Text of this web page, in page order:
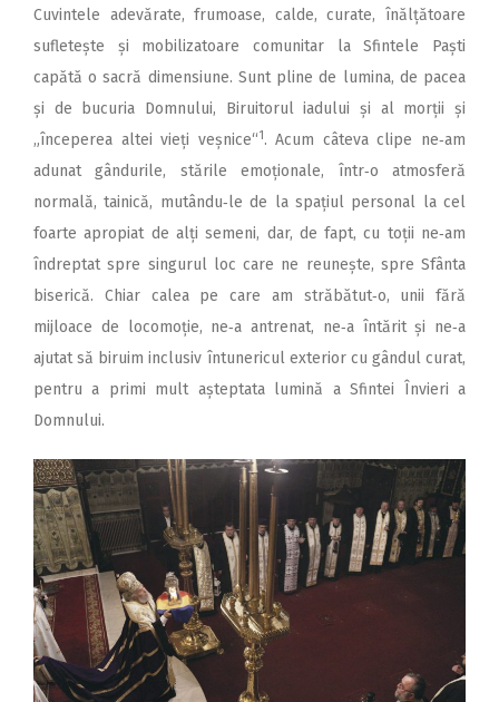
Cuvintele adevărate, frumoase, calde, curate, înălțătoare
sufletește și mobilizatoare comunitar la Sfintele Paști
capătă o sacră dimensiune. Sunt pline de lumina, de pacea
și de bucuria Domnului, Biruitorul iadului și al morții și
„începerea altei vieți veșnice“1 . Acum câteva clipe ne‑am
adunat gândurile, stările emoționale, într‑o atmosferă
normală, tainică, mutându‑le de la spațiul personal la cel
foarte apropiat de alți semeni, dar, de fapt, cu toții ne‑am
îndreptat spre singurul loc care ne reunește, spre Sfânta
biserică. Chiar calea pe care am străbătut‑o, unii fără
mijloace de locomoție, ne‑a antrenat, ne‑a întărit și ne‑a
ajutat să biruim inclusiv întunericul exterior cu gândul curat,
pentru a primi mult așteptata lumină a Sfintei Învieri a
Domnului.